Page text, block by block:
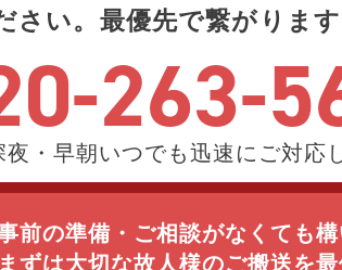
さい。最優先で繋がりま
263-
夜・早朝いつでも迅速にご対応
前の準備・ご相談がなくても構
まずは大切な故人様のご搬送を